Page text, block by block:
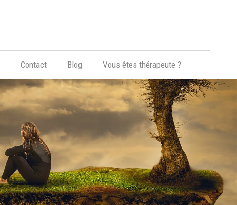
Contact Blog Vous êtes thérapeute ?